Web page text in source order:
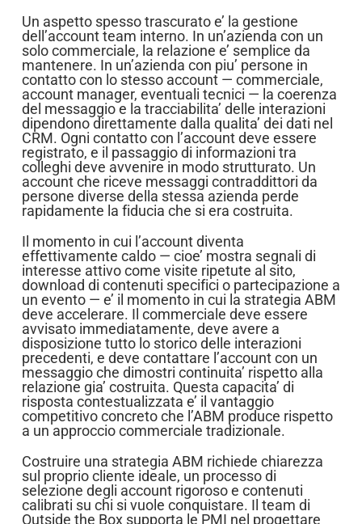
Un aspetto spesso trascurato e’ la gestione
dell’account team interno. In un’azienda con un
solo commerciale, la relazione e’ semplice da
mantenere. In un’azienda con piu’ persone in
contatto con lo stesso account — commerciale,
account manager, eventuali tecnici — la coerenza
del messaggio e la tracciabilita’ delle interazioni
dipendono direttamente dalla qualita’ dei dati nel
CRM. Ogni contatto con l’account deve essere
registrato, e il passaggio di informazioni tra
colleghi deve avvenire in modo strutturato. Un
account che riceve messaggi contraddittori da
persone diverse della stessa azienda perde
rapidamente la fiducia che si era costruita.
Il momento in cui l’account diventa
effettivamente caldo — cioe’ mostra segnali di
interesse attivo come visite ripetute al sito,
download di contenuti specifici o partecipazione a
un evento — e’ il momento in cui la strategia ABM
deve accelerare. Il commerciale deve essere
avvisato immediatamente, deve avere a
disposizione tutto lo storico delle interazioni
precedenti, e deve contattare l’account con un
messaggio che dimostri continuita’ rispetto alla
relazione gia’ costruita. Questa capacita’ di
risposta contestualizzata e’ il vantaggio
competitivo concreto che l’ABM produce rispetto
a un approccio commerciale tradizionale.
Costruire una strategia ABM richiede chiarezza
sul proprio cliente ideale, un processo di
selezione degli account rigoroso e contenuti
calibrati su chi si vuole conquistare. Il team di
Outside the Box supporta le PMI nel progettare